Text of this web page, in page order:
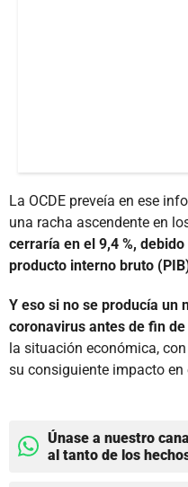
La OCDE preveía en ese
una racha ascendente en
cerraría en el 9,4 %,
producto interno bruto
Y eso si no se producía un
coronavirus antes de fin de
la situación económica,
su consiguiente impacto en
Únase a nuestro
al tanto de los